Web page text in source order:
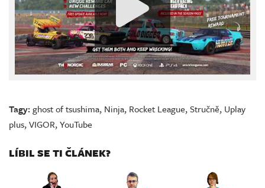
Tagy:ghost of tsushima, Ninja, Rocket League,Stručně, Uplay
plus,VIGOR,YouTube
LÍBIL SE TI ČLÁNEK?